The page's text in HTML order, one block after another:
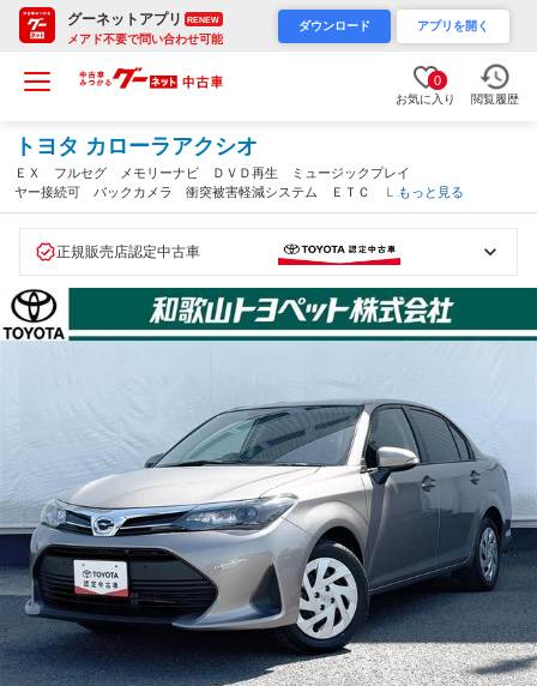
グーネットアプリ RENEW
メアド不要で問い合わせ可能
ダウンロード アプリを開く
0
お気に入り 閲覧履歴
トヨタ カローラアクシオ
ＥＸ フルセグ メモリーナビ ＤＶＤ再生 ミュージックプレイ
ヤー接続可 バックカメラ 衝突被害軽減システム ＥＴＣ ＬＥ
Ｄヘッドランプ ワンオーナー 記録簿 アイドリングストップ
もっと見る
正規販売店認定中古車